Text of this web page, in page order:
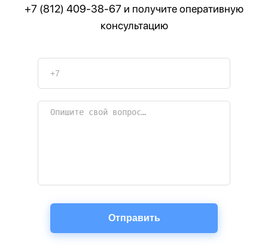
+7 (812) 409-38-67 и получите оперативную
консультацию